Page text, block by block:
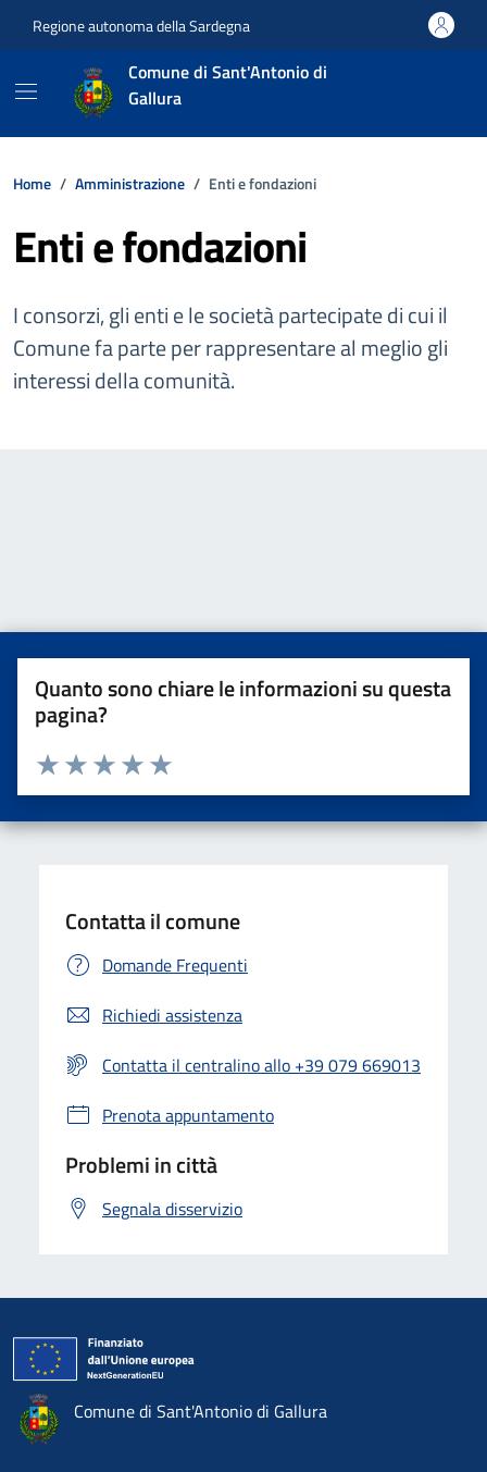
Regione autonoma della Sardegna
Comune di Sant'Antonio di
Gallura
Home Amministrazione Enti e fondazioni
Enti e fondazioni
I consorzi, gli enti e le società partecipate di cui il
Comune fa parte per rappresentare al meglio gli
interessi della comunità.
Quanto sono chiare le informazioni su questa
pagina?
Valuta da 1 a 5 stelle la pagina
Valuta 5 stelle su 5
Valuta 4 stelle su 5
Valuta 3 stelle su 5
Valuta 2 stelle su 5
Valuta una stella su 5
Contatta il comune
Domande Frequenti
Richiedi assistenza
Contatta il centralino allo +39 079 669013
Prenota appuntamento
Problemi in città
Segnala disservizio
Comune di Sant'Antonio di Gallura